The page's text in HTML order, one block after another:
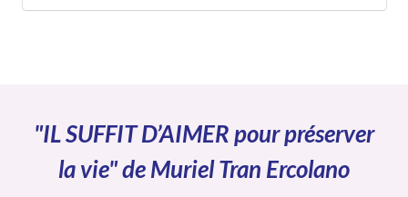
"IL SUFFIT D’AIMER pour préserver
la vie" de Muriel Tran Ercolano